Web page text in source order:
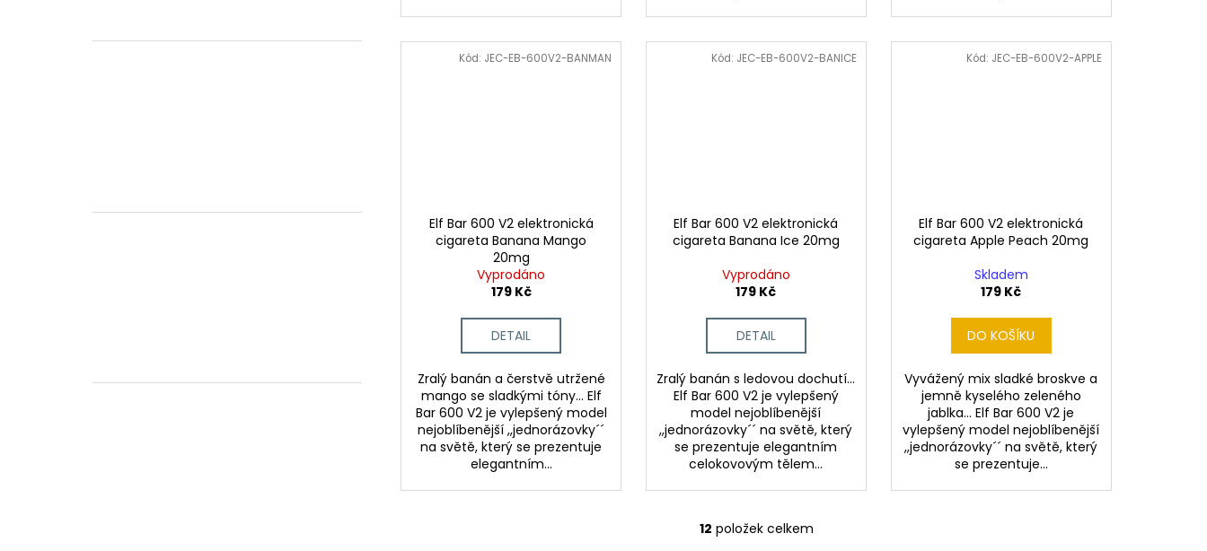
Elf Bar 600 V2 elektronická
cigareta Banana Mango
20mg
Vyprodáno
179 Kč
DETAIL
Zralý banán a čerstvě utržené
mango se sladkými tóny... Elf
Bar 600 V2 je vylepšený model
nejoblíbenější ,,jednorázovky´´
na světě, který se prezentuje
elegantním...
Kód: JEC-EB-600V2-BANMAN
Elf Bar 600 V2 elektronická
cigareta Banana Ice 20mg
Vyprodáno
179 Kč
DETAIL
Zralý banán s ledovou dochutí...
Elf Bar 600 V2 je vylepšený
model nejoblíbenější
,,jednorázovky´´ na světě, který
se prezentuje elegantním
celokovovým tělem...
Kód: JEC-EB-600V2-BANICE
Elf Bar 600 V2 elektronická
cigareta Apple Peach 20mg
Skladem
179 Kč
DO KOŠÍKU
Vyvážený mix sladké broskve a
jemně kyselého zeleného
jablka... Elf Bar 600 V2 je
vylepšený model nejoblíbenější
,,jednorázovky´´ na světě, který
se prezentuje...
Kód: JEC-EB-600V2-APPLE
O
12 položek celkem